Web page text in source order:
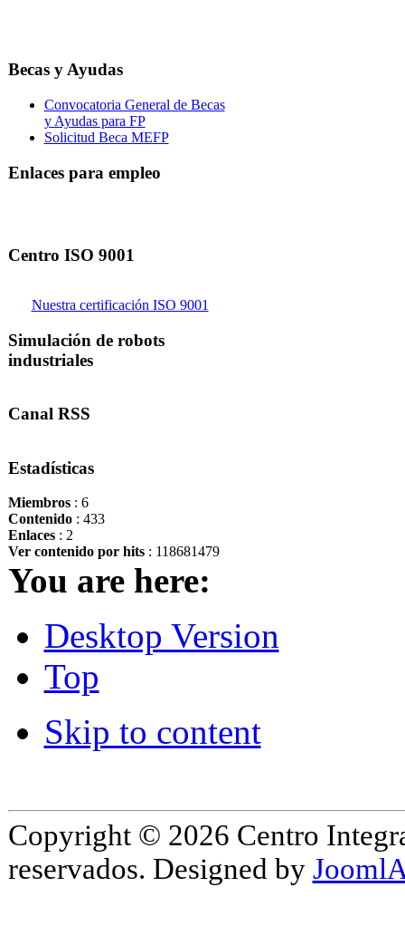
Becas y Ayudas
Convocatoria General de Becas
y Ayudas para FP
Solicitud Beca MEFP
Enlaces para empleo
Centro ISO 9001
Nuestra certificación ISO 9001
Simulación de robots
industriales
Canal RSS
Estadísticas
Miembros: 6
Contenido: 433
Enlaces: 2
Ver contenido por hits: 118681479
You are here:
Desktop Version
Top
Skip to content
Copyright © 2026 Centro
reservados. Designed by